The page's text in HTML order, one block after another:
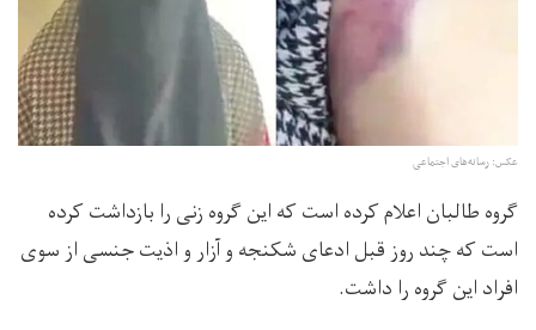
عکس:‌ رسانه‌های اجتماعی
گروه طالبان اعلام کرده است که این گروه زنی را بازداشت کرده
است که چند روز قبل ادعای شکنجه و آزار و اذیت جنسی از سوی
افراد این گروه را داشت.